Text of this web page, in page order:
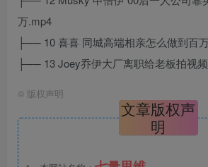
万.mp4
├── 10 喜喜 同城高端相亲怎么做到百
├── 13 Joey乔伊大厂离职给老板拍视
© 版权声明
文章版权声
明